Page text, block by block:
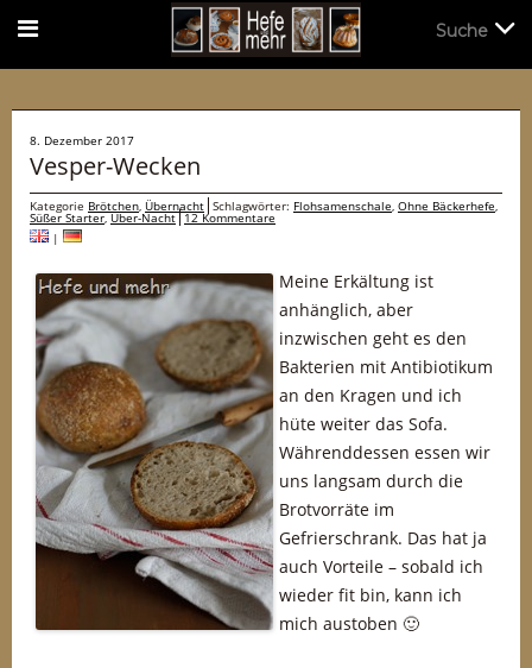
8. Dezember 2017
Vesper-Wecken
Kategorie Brötchen, Übernacht Schlagwörter: Flohsamenschale, Ohne Bäckerhefe,
Süßer Starter,Über-Nacht 12 Kommentare
|
Meine Erkältung ist
anhänglich, aber
inzwischen geht es den
Bakterien mit Antibiotikum
an den Kragen und ich
hüte weiter das Sofa.
Währenddessen essen wir
uns langsam durch die
Brotvorräte im
Gefrierschrank. Das hat ja
auch Vorteile – sobald ich
wieder fit bin, kann ich
mich austoben 🙂
Suche
Suche